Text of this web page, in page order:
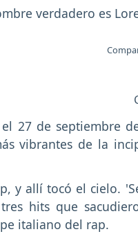
verdadero es
27 de septiembre
vibrantes de la
y allí tocó el cielo.
hits que
italiano del rap.